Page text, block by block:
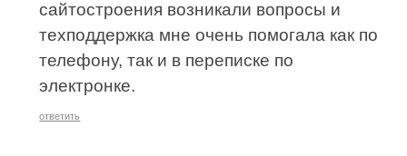
сайтостроения возникали вопросы и
техподдержка мне очень помогала как по
телефону, так и в переписке по
электронке.
ответить